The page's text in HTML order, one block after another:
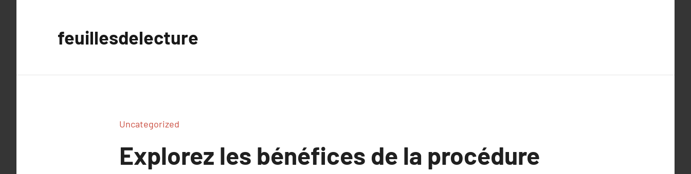
feuillesdelecture
Uncategorized
Explorez les bénéfices de la procédure